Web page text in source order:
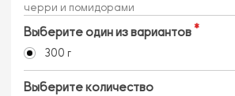
черри и помидорами
Выберите один из вариантов
300 г
Выберите количество